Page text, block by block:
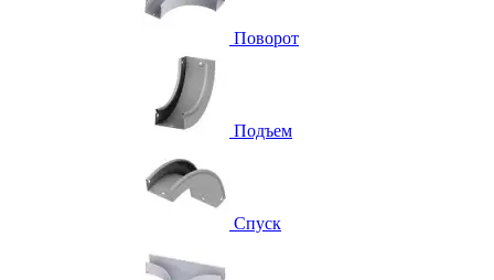
Поворот
Подъем
Спуск